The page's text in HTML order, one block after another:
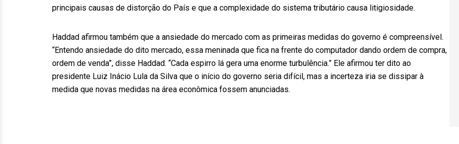
principais causas de distorção do País e que a complexidade do sistema tributário causa litigiosidade.
Haddad afirmou também que a ansiedade do mercado com as primeiras medidas do governo é compreensível.
“Entendo ansiedade do dito mercado, essa meninada que fica na frente do computador dando ordem de compra,
ordem de venda”, disse Haddad. “Cada espirro lá gera uma enorme turbulência.” Ele afirmou ter dito ao
presidente Luiz Inácio Lula da Silva que o início do governo seria difícil, mas a incerteza iria se dissipar à
medida que novas medidas na área econômica fossem anunciadas.